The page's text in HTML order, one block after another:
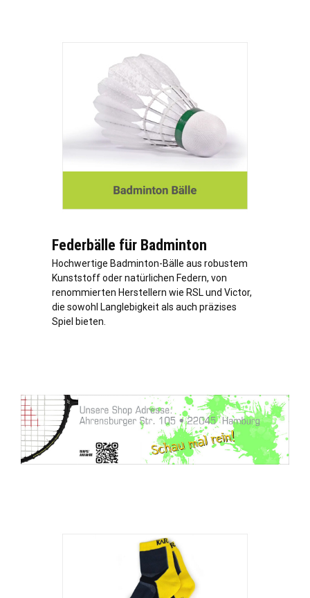
Federbälle für Badminton
Hochwertige Badminton-Bälle aus robustem
Kunststoff oder natürlichen Federn, von
renommierten Herstellern wie RSL und Victor,
die sowohl Langlebigkeit als auch präzises
Spiel bieten.